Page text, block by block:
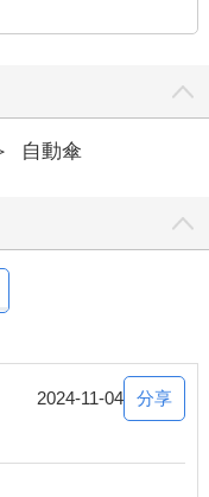
自動傘
2024-11-04 分享